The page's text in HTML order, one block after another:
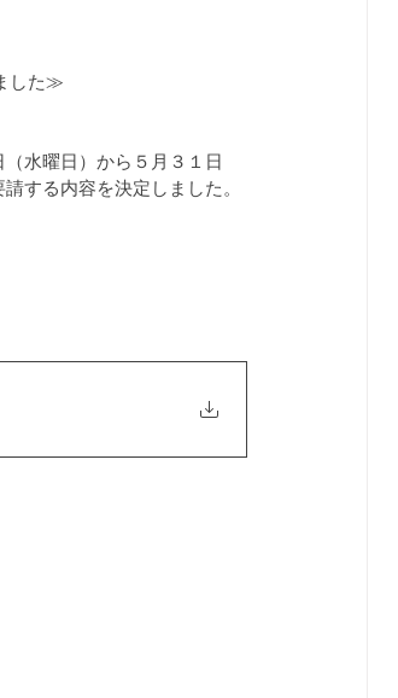
した≫
水曜日）から５月３１日
する内容を決定しました。